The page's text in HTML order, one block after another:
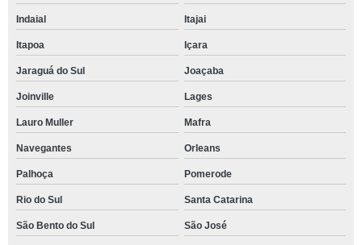
Indaial Itajai
Itapoa Içara
Jaraguá do Sul Joaçaba
Joinville Lages
Lauro Muller Mafra
Navegantes Orleans
Palhoça Pomerode
Rio do Sul Santa Catarina
São Bento do Sul São José